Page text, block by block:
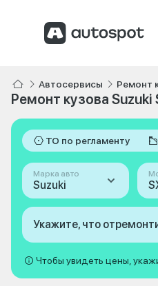
Автосервисы Ремонт
Ремонт кузова Suzuki
ТО по регламенту
Марка авто
Suzuki
Укажите, что
Чтобы увидеть цены,